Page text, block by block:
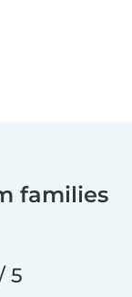
families
5